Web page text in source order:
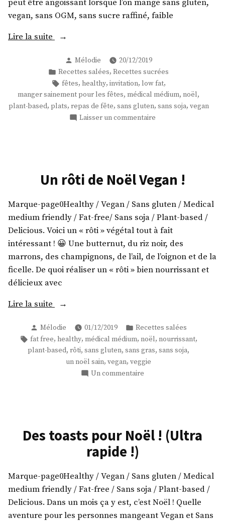
peut être angoissant lorsque l’on mange sans gluten,
vegan, sans OGM, sans sucre raffiné, faible
Lire la suite
« Mais
nous
manger
pour
les
fêtes
Publié
par
Mélodie
20/12/2019
Publié
dans
Recettes salées, Recettes sucrées
Étiquettes :
fêtes, healthy, invitation, low fat,
manger sainement pour les fêtes, médical médium, noël,
plant-based, plats, repas de fête, sans gluten, sans soja, vegan
Laisser un commentaire
les
?
Un rôti de Noël Vegan !
Marque-page0Healthy / Vegan / Sans gluten / Medical
medium friendly / Fat-free/ Sans soja / Plant-based /
Delicious. Voici un « rôti » végétal tout à fait
intéressant ! 😀 Une butternut, du riz noir, des
marrons, des champignons, de l’ail, de l’oignon et de la
ficelle. De quoi réaliser un « rôti » bien nourrissant et
délicieux avec
Lire la suite
« Un
de
Noël
Vegan
Publié
par
Mélodie 01/12/2019
Publié
dans
Recettes salées
Étiquettes :
fat free, healthy, médical médium, noël, nourrissant,
plant-based, rôti, sans gluten, sans gras, sans soja,
un noël sain, vegan, veggie
Un commentaire
Vegan
!
Des toasts pour Noël ! (Ultra
rapide !)
Marque-page0Healthy / Vegan / Sans gluten / Medical
medium friendly / Fat-free / Sans soja / Plant-based /
Delicious. Dans un mois ça y est, c’est Noël ! Quelle
aventure pour les personnes mangeant Vegan et Sans